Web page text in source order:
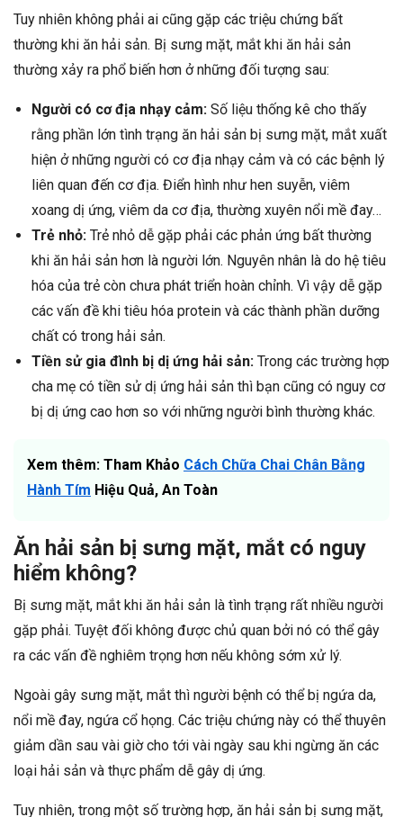
Tuy nhiên không phải ai cũng gặp các triệu chứng bất
thường khi ăn hải sản. Bị sưng mặt, mắt khi ăn hải sản
thường xảy ra phổ biến hơn ở những đối tượng sau:
Người có cơ địa nhạy cảm: Số liệu thống kê cho thấy
rằng phần lớn tình trạng ăn hải sản bị sưng mặt, mắt xuất
hiện ở những người có cơ địa nhạy cảm và có các bệnh lý
liên quan đến cơ địa. Điển hình như hen suyễn, viêm
xoang dị ứng, viêm da cơ địa, thường xuyên nổi mề đay…
Trẻ nhỏ: Trẻ nhỏ dễ gặp phải các phản ứng bất thường
khi ăn hải sản hơn là người lớn. Nguyên nhân là do hệ tiêu
hóa của trẻ còn chưa phát triển hoàn chỉnh. Vì vậy dễ gặp
các vấn đề khi tiêu hóa protein và các thành phần dưỡng
chất có trong hải sản.
Tiền sử gia đình bị dị ứng hải sản: Trong các trường hợp
cha mẹ có tiền sử dị ứng hải sản thì bạn cũng có nguy cơ
bị dị ứng cao hơn so với những người bình thường khác.
Xem thêm: Tham Khảo Cách Chữa Chai Chân Bằng
Hành Tím Hiệu Quả, An Toàn
Ăn hải sản bị sưng mặt, mắt có nguy
hiểm không?
Bị sưng mặt, mắt khi ăn hải sản là tình trạng rất nhiều người
gặp phải. Tuyệt đối không được chủ quan bởi nó có thể gây
ra các vấn đề nghiêm trọng hơn nếu không sớm xử lý.
Ngoài gây sưng mặt, mắt thì người bệnh có thể bị ngứa da,
nổi mề đay, ngứa cổ họng. Các triệu chứng này có thể thuyên
giảm dần sau vài giờ cho tới vài ngày sau khi ngừng ăn các
loại hải sản và thực phẩm dễ gây dị ứng.
Tuy nhiên, trong một số trường hợp, ăn hải sản bị sưng mặt,